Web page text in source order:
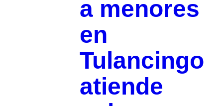
a menores
en
Tulancingo
atiende